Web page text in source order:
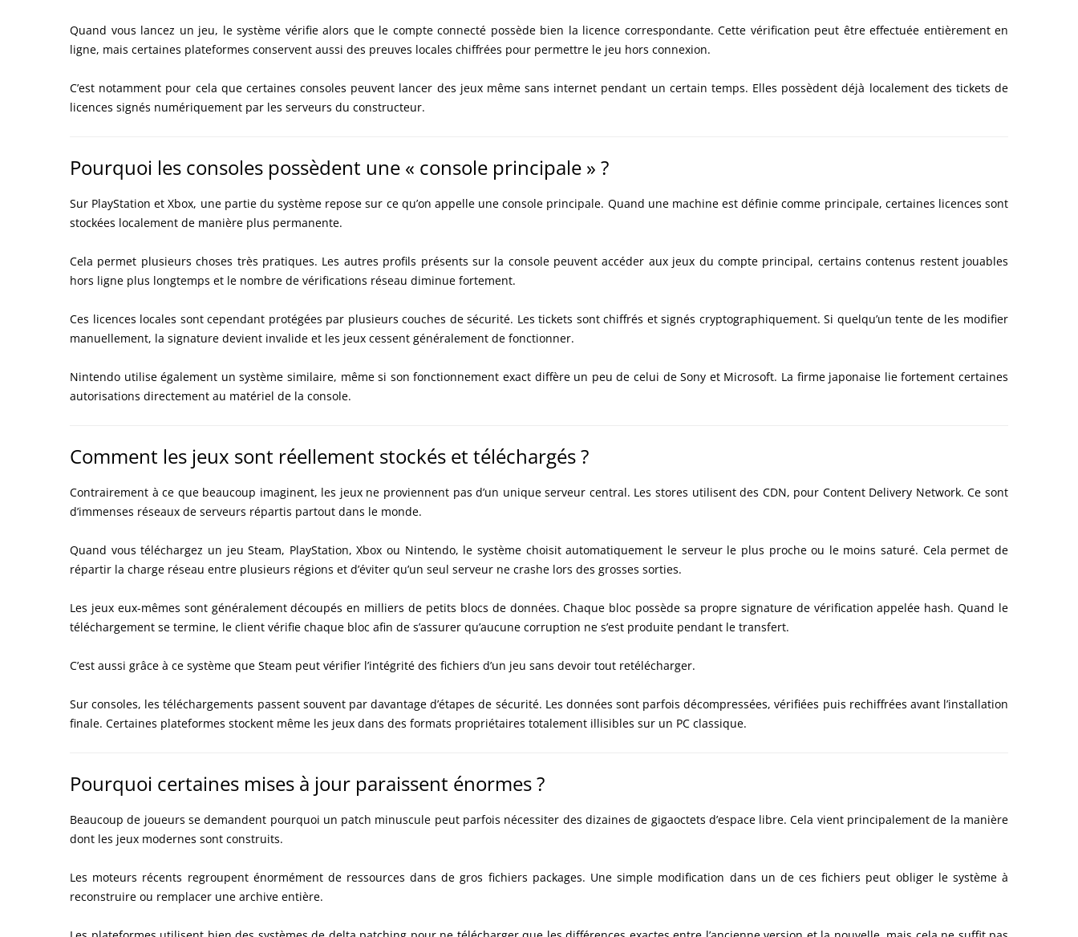
Quand vous lancez un jeu, le système vérifie alors que le compte connecté possède bien la licence correspondante. Cette vérification peut être effectuée entièrement en
ligne, mais certaines plateformes conservent aussi des preuves locales chiffrées pour permettre le jeu hors connexion.
C’est notamment pour cela que certaines consoles peuvent lancer des jeux même sans internet pendant un certain temps. Elles possèdent déjà localement des tickets de
licences signés numériquement par les serveurs du constructeur.
Pourquoi les consoles possèdent une « console principale » ?
Sur PlayStation et Xbox, une partie du système repose sur ce qu’on appelle une console principale. Quand une machine est définie comme principale, certaines licences sont
stockées localement de manière plus permanente.
Cela permet plusieurs choses très pratiques. Les autres profils présents sur la console peuvent accéder aux jeux du compte principal, certains contenus restent jouables
hors ligne plus longtemps et le nombre de vérifications réseau diminue fortement.
Ces licences locales sont cependant protégées par plusieurs couches de sécurité. Les tickets sont chiffrés et signés cryptographiquement. Si quelqu’un tente de les modifier
manuellement, la signature devient invalide et les jeux cessent généralement de fonctionner.
Nintendo utilise également un système similaire, même si son fonctionnement exact diffère un peu de celui de Sony et Microsoft. La firme japonaise lie fortement certaines
autorisations directement au matériel de la console.
Comment les jeux sont réellement stockés et téléchargés ?
Contrairement à ce que beaucoup imaginent, les jeux ne proviennent pas d’un unique serveur central. Les stores utilisent des CDN, pour Content Delivery Network. Ce sont
d’immenses réseaux de serveurs répartis partout dans le monde.
Quand vous téléchargez un jeu Steam, PlayStation, Xbox ou Nintendo, le système choisit automatiquement le serveur le plus proche ou le moins saturé. Cela permet de
répartir la charge réseau entre plusieurs régions et d’éviter qu’un seul serveur ne crashe lors des grosses sorties.
Les jeux eux-mêmes sont généralement découpés en milliers de petits blocs de données. Chaque bloc possède sa propre signature de vérification appelée hash. Quand le
téléchargement se termine, le client vérifie chaque bloc afin de s’assurer qu’aucune corruption ne s’est produite pendant le transfert.
C’est aussi grâce à ce système que Steam peut vérifier l’intégrité des fichiers d’un jeu sans devoir tout retélécharger.
Sur consoles, les téléchargements passent souvent par davantage d’étapes de sécurité. Les données sont parfois décompressées, vérifiées puis rechiffrées avant l’installation
finale. Certaines plateformes stockent même les jeux dans des formats propriétaires totalement illisibles sur un PC classique.
Pourquoi certaines mises à jour paraissent énormes ?
Beaucoup de joueurs se demandent pourquoi un patch minuscule peut parfois nécessiter des dizaines de gigaoctets d’espace libre. Cela vient principalement de la manière
dont les jeux modernes sont construits.
Les moteurs récents regroupent énormément de ressources dans de gros fichiers packages. Une simple modification dans un de ces fichiers peut obliger le système à
reconstruire ou remplacer une archive entière.